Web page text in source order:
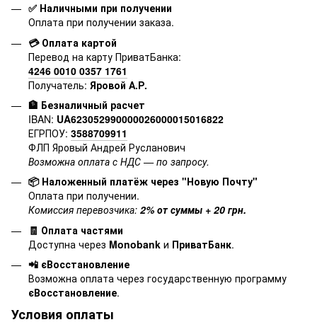
✅ Наличными при получении
Оплата при получении заказа.
💳 Оплата картой
Перевод на карту ПриватБанка:
4246 0010 0357 1761
Получатель: Яровой А.Р.
🏦 Безналичный расчет
IBAN: UA623052990000026000015016822
ЕГРПОУ: 3588709911
ФЛП Яровый Андрей Русланович
Возможна оплата с НДС — по запросу.
📦 Наложенный платёж через "Новую Почту"
Оплата при получении.
Комиссия перевозчика: 2% от суммы + 20 грн.
🧾 Оплата частями
Доступна через Monobank и ПриватБанк.
📲 єВосстановление
Возможна оплата через государственную программу
єВосстановление.
Условия оплаты